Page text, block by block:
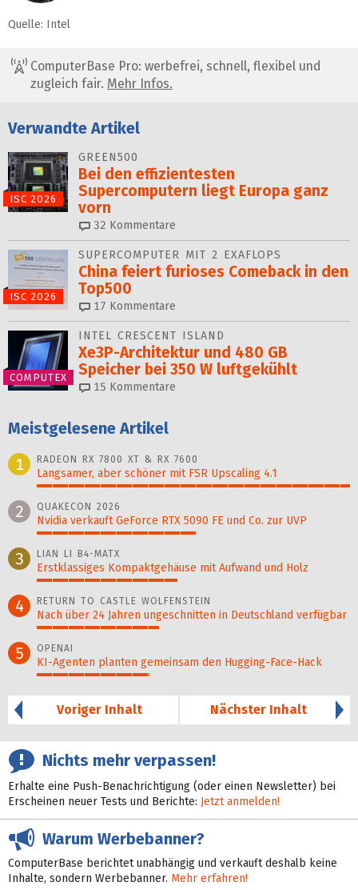
Quelle: Intel
ComputerBase Pro: werbefrei, schnell, flexibel und
zugleich fair. Mehr Infos.
Verwandte Artikel
ISC 2026
GREEN500
Bei den effizientesten
Supercomputern liegt Europa ganz
vorn
32 Kommentare
ISC 2026
SUPERCOMPUTER MIT 2 EXAFLOPS
China feiert furioses Comeback in den
Top500
17 Kommentare
COMPUTEX
INTEL CRESCENT ISLAND
Xe3P-Architektur und 480 GB
Speicher bei 350 W luftgekühlt
15 Kommentare
Meistgelesene Artikel
1
RADEON RX 7800 XT & RX 7600
Langsamer, aber schöner mit FSR Upscaling 4.1
2 QUAKECON 2026
Nvidia verkauft GeForce RTX 5090 FE und Co. zur UVP
3 LIAN LI B4-MATX
Erstklassiges Kompaktgehäuse mit Aufwand und Holz
4 RETURN TO CASTLE WOLFENSTEIN
Nach über 24 Jahren ungeschnitten in Deutschland verfügbar
5 OPENAI
KI-Agenten planten gemein­sam den Hugging-Face-Hack
Voriger Inhalt
Nächster Inhalt
Nichts mehr verpassen!
Erhalte eine Push-Benachrichtigung (oder einen Newsletter) bei
Erscheinen neuer Tests und Berichte: Jetzt anmelden!
Warum Werbebanner?
ComputerBase berichtet unabhängig und verkauft deshalb keine
Inhalte, sondern Werbebanner. Mehr erfahren!